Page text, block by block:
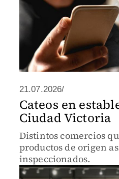
21.07.2026/
Cateos en
Ciudad Victoria
Distintos comercios
productos de origen
inspeccionados.